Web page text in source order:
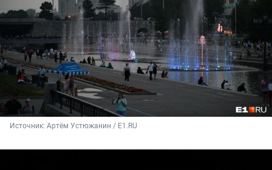
Источник: Артём Устюжанин / E1.RU